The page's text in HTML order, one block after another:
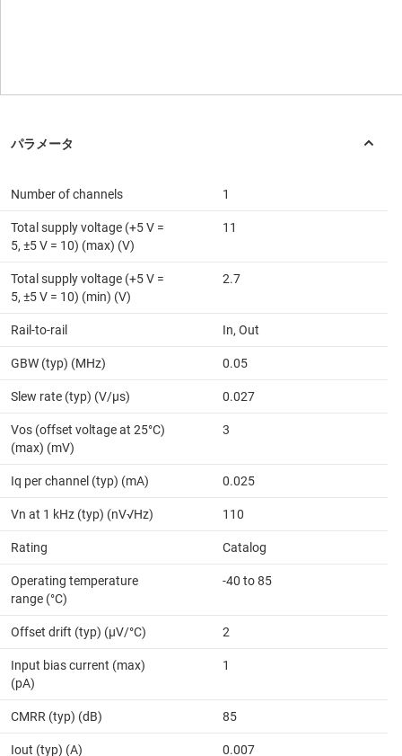
Number of channels 1
Total supply voltage (+5 V =
5, ±5 V = 10) (max) (V)
11
Total supply voltage (+5 V =
5, ±5 V = 10) (min) (V)
2.7
Rail-to-rail In, Out
GBW (typ) (MHz) 0.05
Slew rate (typ) (V/µs) 0.027
Vos (offset voltage at 25°C)
(max) (mV)
3
Iq per channel (typ) (mA) 0.025
Vn at 1 kHz (typ) (nV√Hz) 110
Rating Catalog
Operating temperature
range (°C)
-40 to 85
Offset drift (typ) (µV/°C) 2
Input bias current (max)
(pA)
1
CMRR (typ) (dB) 85
Iout (typ) (A) 0.007